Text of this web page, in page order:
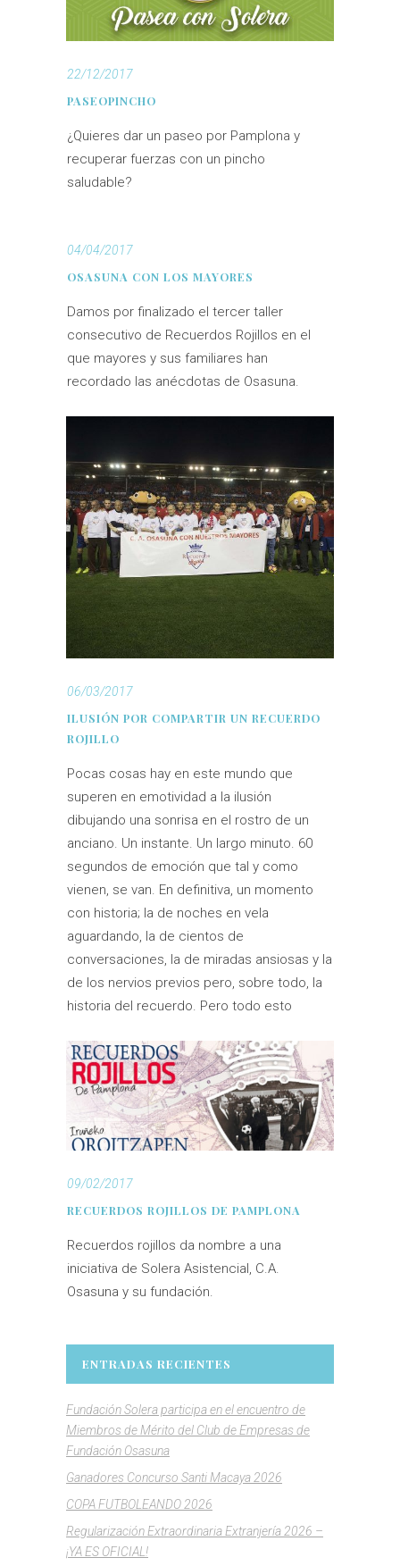
22/12/2017
PASEOPINCHO
¿Quieres dar un paseo por Pamplona y
recuperar fuerzas con un pincho
saludable?
04/04/2017
OSASUNA CON LOS MAYORES
Damos por finalizado el tercer taller
consecutivo de Recuerdos Rojillos en el
que mayores y sus familiares han
recordado las anécdotas de Osasuna.
06/03/2017
ILUSIÓN POR COMPARTIR UN RECUERDO
ROJILLO
Pocas cosas hay en este mundo que
superen en emotividad a la ilusión
dibujando una sonrisa en el rostro de un
anciano. Un instante. Un largo minuto. 60
segundos de emoción que tal y como
vienen, se van. En definitiva, un momento
con historia; la de noches en vela
aguardando, la de cientos de
conversaciones, la de miradas ansiosas y la
de los nervios previos pero, sobre todo, la
historia del recuerdo. Pero todo esto
09/02/2017
RECUERDOS ROJILLOS DE PAMPLONA
Recuerdos rojillos da nombre a una
iniciativa de Solera Asistencial, C.A.
Osasuna y su fundación.
ENTRADAS RECIENTES
Fundación Solera participa en el encuentro de
Miembros de Mérito del Club de Empresas de
Fundación Osasuna
Ganadores Concurso Santi Macaya 2026
COPA FUTBOLEANDO 2026
Regularización Extraordinaria Extranjería 2026 –
¡YA ES OFICIAL!